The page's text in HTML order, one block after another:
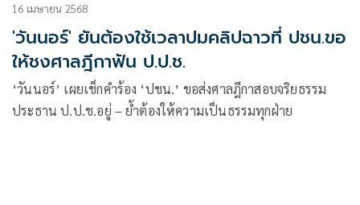
16 เมษายน 2568
'วันนอร์' ยันต้องใช้เวลาปมคลิปฉาวที่ ปชน.ขอ
ให้ชงศาลฎีกาฟัน ป.ป.ช.
‘วันนอร์’ เผยเช็กคำร้อง ‘ปชน.’ ขอส่งศาลฎีกาสอบจริยธรรม
ประธาน ป.ป.ช.อยู่ – ย้ำต้องให้ความเป็นธรรมทุกฝ่าย